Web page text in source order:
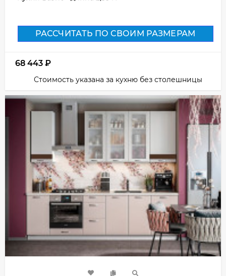
РАССЧИТАТЬ ПО СВОИМ РАЗМЕРАМ
68 443 ₽
Стоимость указана за кухню без столешницы